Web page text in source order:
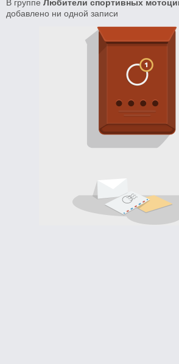
В группе Любители спортивных
добавлено ни одной записи